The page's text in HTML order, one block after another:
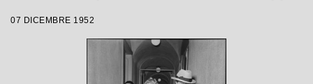
regia di Carl Ebert
07 DICEMBRE 1952